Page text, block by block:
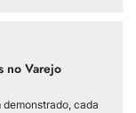
no Varejo
cada